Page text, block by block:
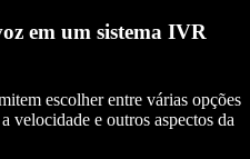
em um sistema IVR
escolher entre várias opções
velocidade e outros aspectos da